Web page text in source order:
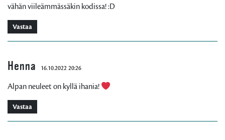
vähän viileämmässäkin kodissa! :D
Vastaa
Henna 16.10.2022 20:26
Alpan neuleet on kyllä ihania!
Vastaa